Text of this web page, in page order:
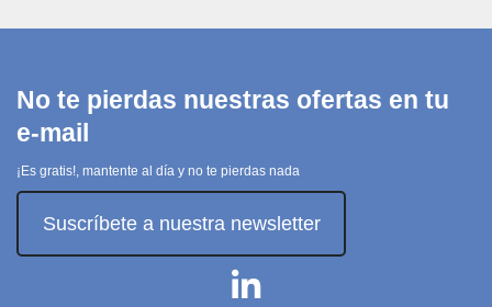
No te pierdas nuestras ofertas en tu
e-mail
¡Es gratis!, mantente al día y no te pierdas nada
Suscríbete a nuestra newsletter